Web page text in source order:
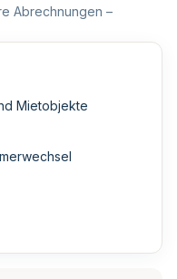
Abrechnungen –
Mietobjekte